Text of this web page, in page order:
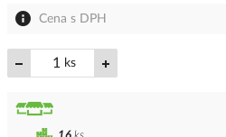
Cena s DPH
ks